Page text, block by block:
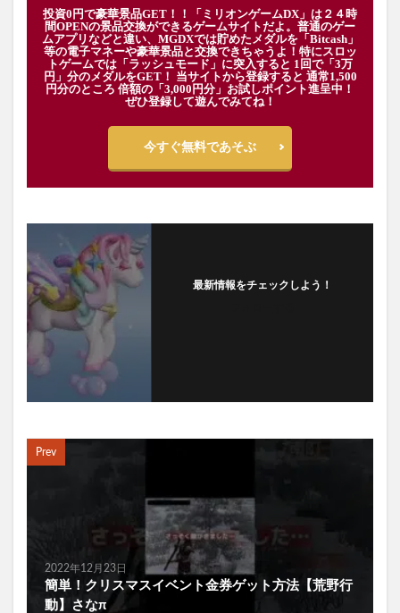
投資0円で豪華景品GET！！「ミリオンゲームDX」は２４時
間OPENの景品交換ができるゲームサイトだよ。普通のゲー
ムアプリなどと違い、MGDXでは貯めたメダルを「Bitcash」
等の電子マネーや豪華景品と交換できちゃうよ！特にスロッ
トゲームでは「ラッシュモード」に突入すると 1回で「3万
円」分のメダルをGET！ 当サイトから登録すると 通常1,500
円分のところ 倍額の「3,000円分」お試しポイント進呈中！
ぜひ登録して遊んでみてね！
今すぐ無料であそぶ
最新情報をチェックしよう！
Prev
2022年12月23日
簡単！クリスマスイベント金券ゲット方法【荒野行
動】さなπ